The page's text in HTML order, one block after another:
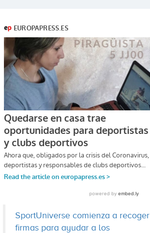
SportUniverse comienza a recoger
firmas para ayudar a los